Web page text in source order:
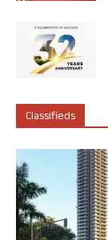
Classifieds